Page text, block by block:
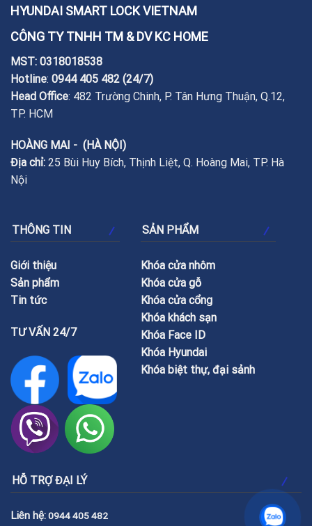
HYUNDAI SMART LOCK VIETNAM
CÔNG TY TNHH TM & DV KC HOME
MST: 0318018538
Hotline: 0944 405 482 (24/7)
Head Office: 482 Trường Chinh, P. Tân Hưng Thuận, Q.12,
TP. HCM
HOÀNG MAI - (HÀ NỘI)
Địa chỉ: 25 Bùi Huy Bích, Thịnh Liệt, Q. Hoàng Mai, TP. Hà
Nội
THÔNG TIN
Giới thiệu
Sản phẩm
Tin tức
TƯ VẤN 24/7
SẢN PHẨM
Khóa cửa nhôm
Khóa cửa gỗ
Khóa cửa cổng
Khóa khách sạn
Khóa Face ID
Khóa Hyundai
Khóa biệt thự, đại sảnh
HỖ TRỢ ĐẠI LÝ
Liên hệ:0944 405 482